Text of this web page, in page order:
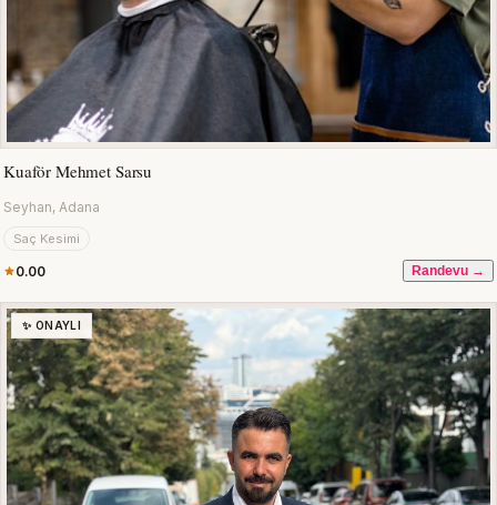
Kuaför Mehmet Sarsu
Seyhan, Adana
Saç Kesimi
0.00 Randevu →
✨ ONAYLI